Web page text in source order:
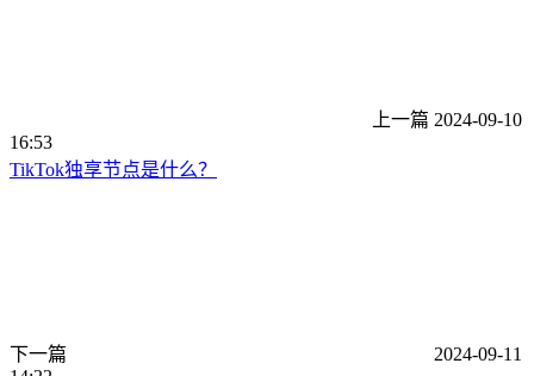
上一篇 2024-09-10
16:53
TikTok独享节点是什么？
下一篇
2024-09-11